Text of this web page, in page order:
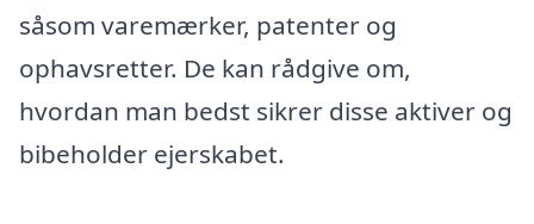
såsom varemærker, patenter og
ophavsretter. De kan rådgive om,
hvordan man bedst sikrer disse aktiver og
bibeholder ejerskabet.